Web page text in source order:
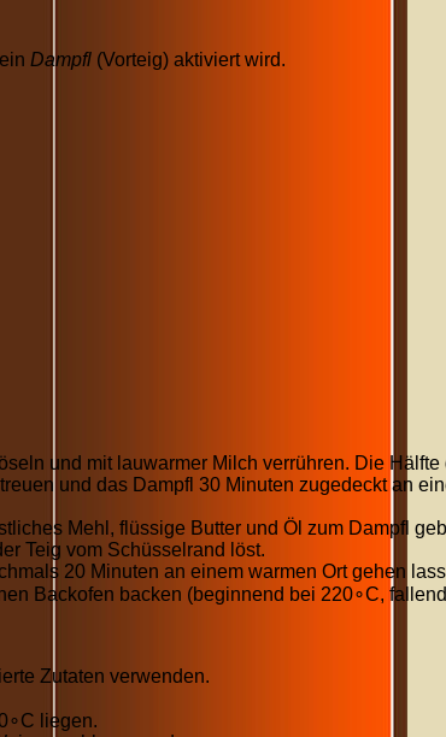
Dampfl (Vorteig) aktiviert wird.
und mit lauwarmer Milch verrühren. Die Hälfte
und das Dampfl 30 Minuten zugedeckt an
Mehl, flüssige Butter und Öl zum Dampfl
Teig vom Schüsselrand löst.
20 Minuten an einem warmen Ort gehen
Backofen backen (beginnend bei 220∘C,
Zutaten verwenden.
∘C liegen.